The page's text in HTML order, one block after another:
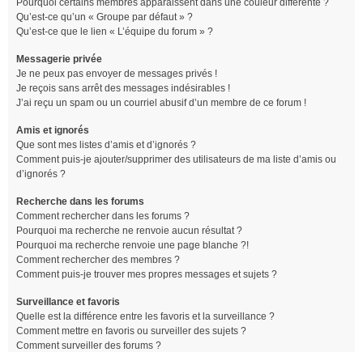
Pourquoi certains membres apparaissent dans une couleur différente ?
Qu’est-ce qu’un « Groupe par défaut » ?
Qu’est-ce que le lien « L’équipe du forum » ?
Messagerie privée
Je ne peux pas envoyer de messages privés !
Je reçois sans arrêt des messages indésirables !
J’ai reçu un spam ou un courriel abusif d’un membre de ce forum !
Amis et ignorés
Que sont mes listes d’amis et d’ignorés ?
Comment puis-je ajouter/supprimer des utilisateurs de ma liste d’amis ou
d’ignorés ?
Recherche dans les forums
Comment rechercher dans les forums ?
Pourquoi ma recherche ne renvoie aucun résultat ?
Pourquoi ma recherche renvoie une page blanche ?!
Comment rechercher des membres ?
Comment puis-je trouver mes propres messages et sujets ?
Surveillance et favoris
Quelle est la différence entre les favoris et la surveillance ?
Comment mettre en favoris ou surveiller des sujets ?
Comment surveiller des forums ?